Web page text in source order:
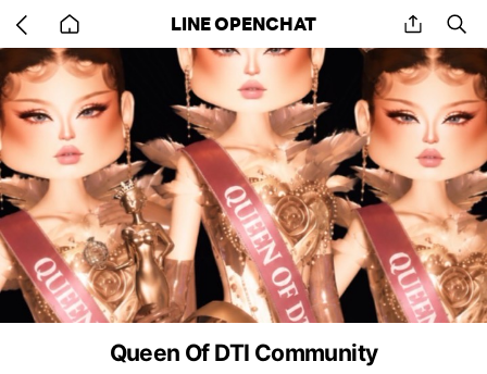
back
to
home
LINE OPENCHAT share
Queen Of DTI Community